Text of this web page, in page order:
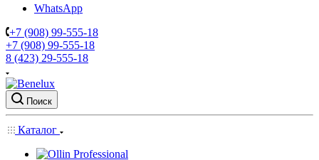
WhatsApp
+7 (908) 99-555-18
+7 (908) 99-555-18
8 (423) 29-555-18
Поиск
Каталог